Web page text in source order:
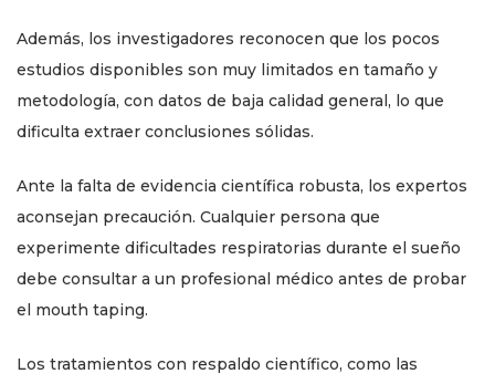
Además, los investigadores reconocen que los pocos
estudios disponibles son muy limitados en tamaño y
metodología, con datos de baja calidad general, lo que
dificulta extraer conclusiones sólidas.
Ante la falta de evidencia científica robusta, los expertos
aconsejan precaución. Cualquier persona que
experimente dificultades respiratorias durante el sueño
debe consultar a un profesional médico antes de probar
el mouth taping.
Los tratamientos con respaldo científico, como las